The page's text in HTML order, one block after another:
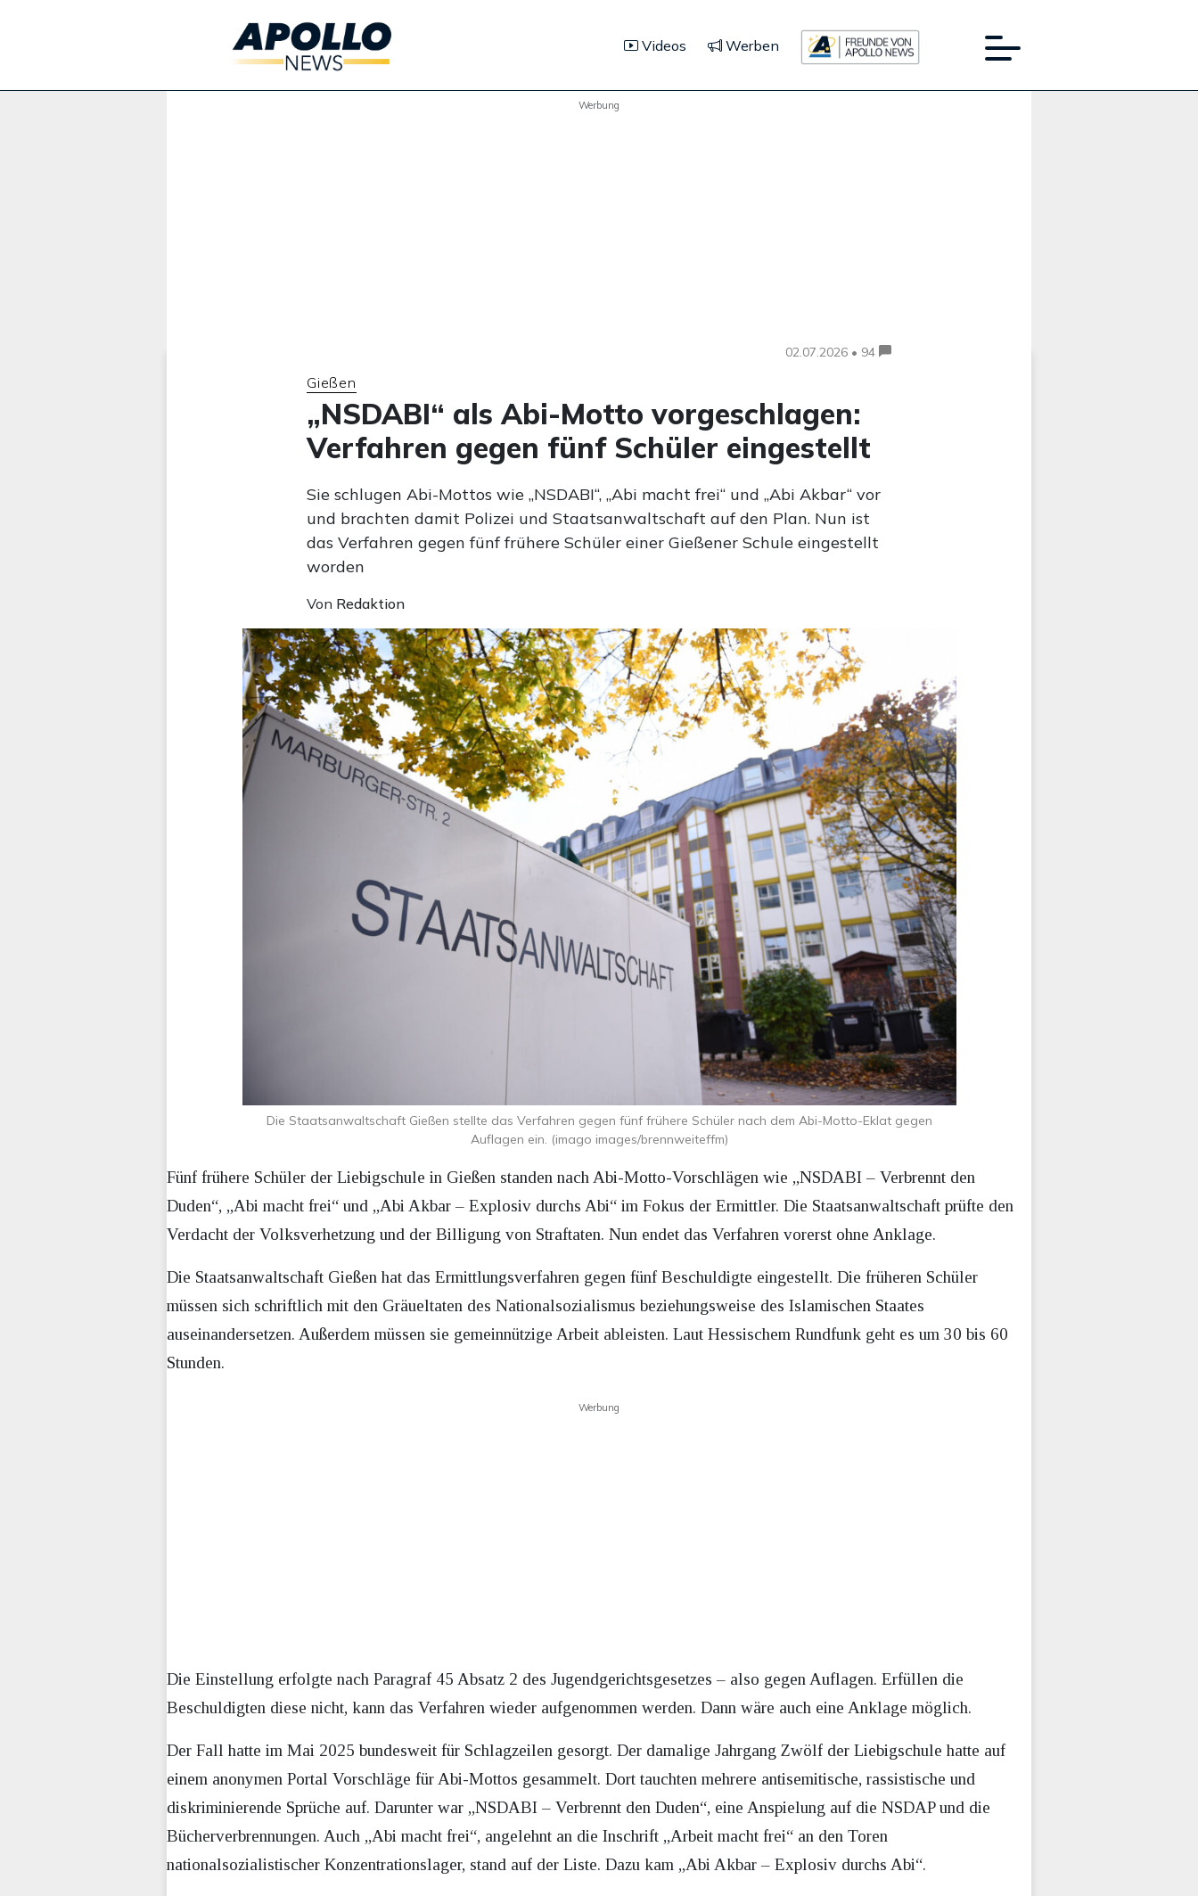
Videos Werben
Werbung
02.07.2026 • 94
Gießen
„NSDABI“ als Abi-Motto vorgeschlagen:
Verfahren gegen fünf Schüler eingestellt
Sie schlugen Abi-Mottos wie „NSDABI“, „Abi macht frei“ und „Abi Akbar“ vor
und brachten damit Polizei und Staatsanwaltschaft auf den Plan. Nun ist
das Verfahren gegen fünf frühere Schüler einer Gießener Schule eingestellt
worden
Von Redaktion
Die Staatsanwaltschaft Gießen stellte das Verfahren gegen fünf frühere Schüler nach dem Abi-Motto-Eklat gegen
Auflagen ein. (imago images/brennweiteffm)
Fünf frühere Schüler der Liebigschule in Gießen standen nach Abi-Motto-Vorschlägen wie „NSDABI – Verbrennt den
Duden“, „Abi macht frei“ und „Abi Akbar – Explosiv durchs Abi“ im Fokus der Ermittler. Die Staatsanwaltschaft prüfte den
Verdacht der Volksverhetzung und der Billigung von Straftaten. Nun endet das Verfahren vorerst ohne Anklage.
Die Staatsanwaltschaft Gießen hat das Ermittlungsverfahren gegen fünf Beschuldigte eingestellt. Die früheren Schüler
müssen sich schriftlich mit den Gräueltaten des Nationalsozialismus beziehungsweise des Islamischen Staates
auseinandersetzen. Außerdem müssen sie gemeinnützige Arbeit ableisten. Laut Hessischem Rundfunk geht es um 30 bis 60
Stunden.
Werbung
Die Einstellung erfolgte nach Paragraf 45 Absatz 2 des Jugendgerichtsgesetzes – also gegen Auflagen. Erfüllen die
Beschuldigten diese nicht, kann das Verfahren wieder aufgenommen werden. Dann wäre auch eine Anklage möglich.
Der Fall hatte im Mai 2025 bundesweit für Schlagzeilen gesorgt. Der damalige Jahrgang Zwölf der Liebigschule hatte auf
einem anonymen Portal Vorschläge für Abi-Mottos gesammelt. Dort tauchten mehrere antisemitische, rassistische und
diskriminierende Sprüche auf. Darunter war „NSDABI – Verbrennt den Duden“, eine Anspielung auf die NSDAP und die
Bücherverbrennungen. Auch „Abi macht frei“, angelehnt an die Inschrift „Arbeit macht frei“ an den Toren
nationalsozialistischer Konzentrationslager, stand auf der Liste. Dazu kam „Abi Akbar – Explosiv durchs Abi“.